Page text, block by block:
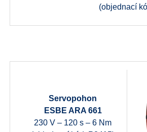
(objednací
Servopohon
ESBE ARA 661
230 V – 120 s – 6 Nm